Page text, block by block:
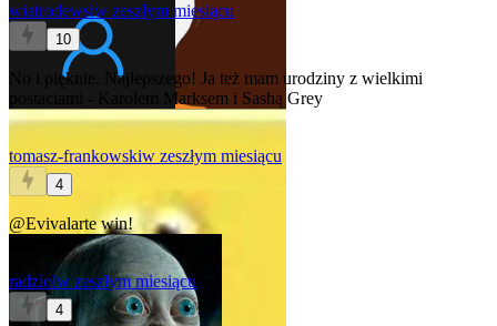
wiatrodewsiw zeszłym miesiącu
10
No i pięknie. Najlepszego! Ja też mam urodziny z wielkimi
postaciami - Karolem Marksem i Sashą Grey
tomasz-frankowskiw zeszłym miesiącu
4
@Evivalartewin!
radziolw zeszłym miesiącu
4